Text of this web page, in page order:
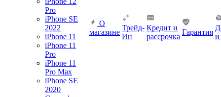
Pro
iPhone SE
2022
iPhone 11
iPhone 11
Pro
iPhone 11
Pro Max
iPhone SE
2020
О
магазине
Трейд-
Ин
Кредит и
рассрочка
Гарантия
и